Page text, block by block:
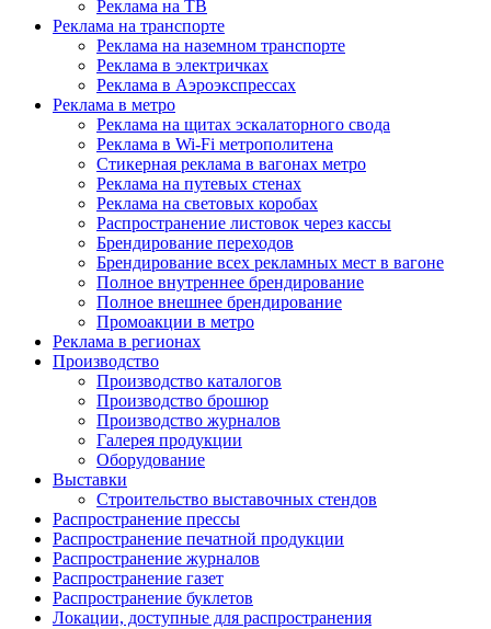
Реклама на ТВ
Реклама на транспорте
Реклама на наземном транспорте
Реклама в электричках
Реклама в Аэроэкспрессах
Реклама в метро
Реклама на щитах эскалаторного свода
Реклама в Wi-Fi метрополитена
Стикерная реклама в вагонах метро
Реклама на путевых стенах
Реклама на световых коробах
Распространение листовок через кассы
Брендирование переходов
Брендирование всех рекламных мест в вагоне
Полное внутреннее брендирование
Полное внешнее брендирование
Промоакции в метро
Реклама в регионах
Производство
Производство каталогов
Производство брошюр
Производство журналов
Галерея продукции
Оборудование
Выставки
Строительство выставочных стендов
Распространение прессы
Распространение печатной продукции
Распространение журналов
Распространение газет
Распространение буклетов
Локации, доступные для распространения